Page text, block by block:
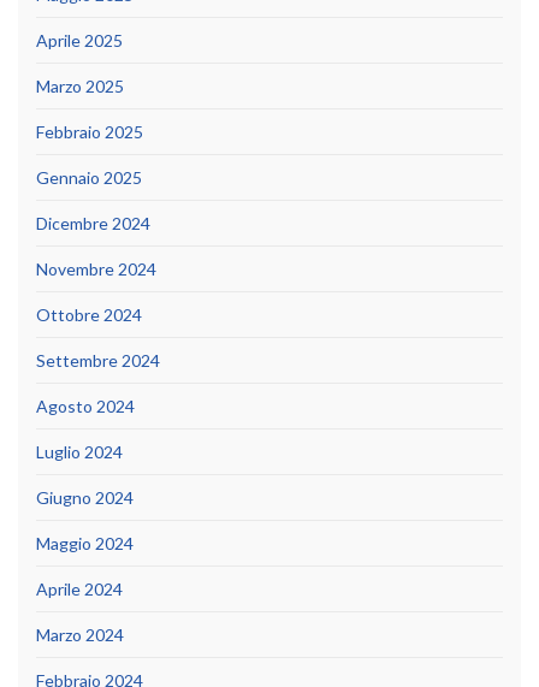
Aprile 2025
Marzo 2025
Febbraio 2025
Gennaio 2025
Dicembre 2024
Novembre 2024
Ottobre 2024
Settembre 2024
Agosto 2024
Luglio 2024
Giugno 2024
Maggio 2024
Aprile 2024
Marzo 2024
Febbraio 2024